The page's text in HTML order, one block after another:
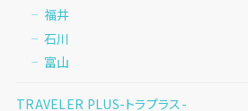
福井
石川
富山
TRAVELER PLUS-トラプラス-